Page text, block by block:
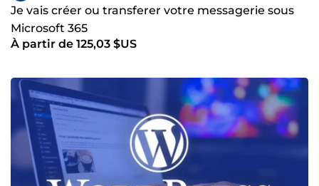
Je vais créer ou transferer votre messagerie sous
Microsoft 365
À partir de 125,03 $US